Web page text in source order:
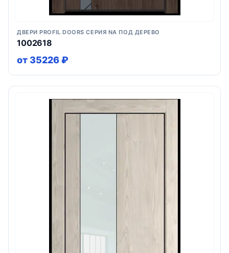
ДВЕРИ PROFIL DOORS СЕРИЯ NA ПОД ДЕРЕВО
1002618
от 35226 ₽